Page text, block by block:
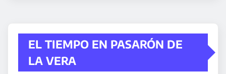
EL TIEMPO EN PASARÓN DE
LA VERA